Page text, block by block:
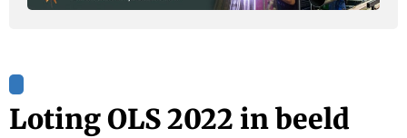
Loting OLS 2022 in beeld